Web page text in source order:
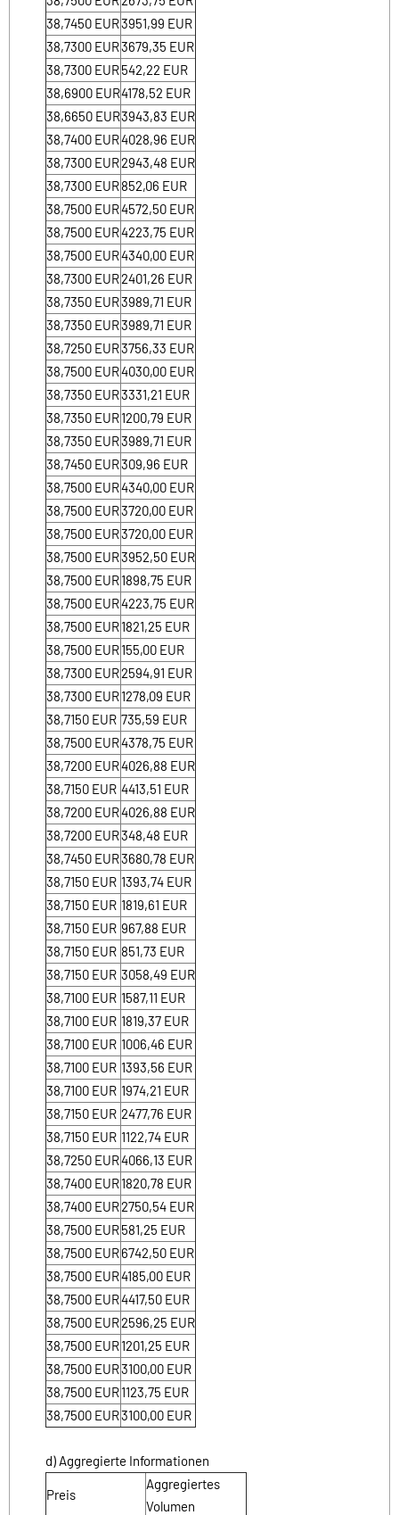
38,7450 EUR3951,99 EUR
38,7300 EUR3679,35 EUR
38,7300 EUR542,22 EUR
38,6900 EUR4178,52 EUR
38,6650 EUR3943,83 EUR
38,7400 EUR4028,96 EUR
38,7300 EUR2943,48 EUR
38,7300 EUR852,06 EUR
38,7500 EUR4572,50 EUR
38,7500 EUR4223,75 EUR
38,7500 EUR4340,00 EUR
38,7300 EUR2401,26 EUR
38,7350 EUR3989,71 EUR
38,7350 EUR3989,71 EUR
38,7250 EUR3756,33 EUR
38,7500 EUR4030,00 EUR
38,7350 EUR3331,21 EUR
38,7350 EUR1200,79 EUR
38,7350 EUR3989,71 EUR
38,7450 EUR309,96 EUR
38,7500 EUR4340,00 EUR
38,7500 EUR3720,00 EUR
38,7500 EUR3720,00 EUR
38,7500 EUR3952,50 EUR
38,7500 EUR1898,75 EUR
38,7500 EUR4223,75 EUR
38,7500 EUR1821,25 EUR
38,7500 EUR155,00 EUR
38,7300 EUR2594,91 EUR
38,7300 EUR1278,09 EUR
38,7150 EUR 735,59 EUR
38,7500 EUR4378,75 EUR
38,7200 EUR4026,88 EUR
38,7150 EUR 4413,51 EUR
38,7200 EUR4026,88 EUR
38,7200 EUR348,48 EUR
38,7450 EUR3680,78 EUR
38,7150 EUR 1393,74 EUR
38,7150 EUR 1819,61 EUR
38,7150 EUR 967,88 EUR
38,7150 EUR 851,73 EUR
38,7150 EUR 3058,49 EUR
38,7100 EUR 1587,11 EUR
38,7100 EUR 1819,37 EUR
38,7100 EUR 1006,46 EUR
38,7100 EUR 1393,56 EUR
38,7100 EUR 1974,21 EUR
38,7150 EUR 2477,76 EUR
38,7150 EUR 1122,74 EUR
38,7250 EUR4066,13 EUR
38,7400 EUR1820,78 EUR
38,7400 EUR2750,54 EUR
38,7500 EUR581,25 EUR
38,7500 EUR6742,50 EUR
38,7500 EUR4185,00 EUR
38,7500 EUR4417,50 EUR
38,7500 EUR2596,25 EUR
38,7500 EUR1201,25 EUR
38,7500 EUR3100,00 EUR
38,7500 EUR1123,75 EUR
38,7500 EUR3100,00 EUR
d) Aggregierte Informationen
Preis
Aggregiertes
Volumen